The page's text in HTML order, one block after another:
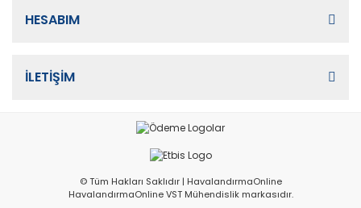
HESABIM
İLETİŞİM
© Tüm Hakları Saklıdır | HavalandırmaOnline
HavalandırmaOnline VST Mühendislik markasıdır.